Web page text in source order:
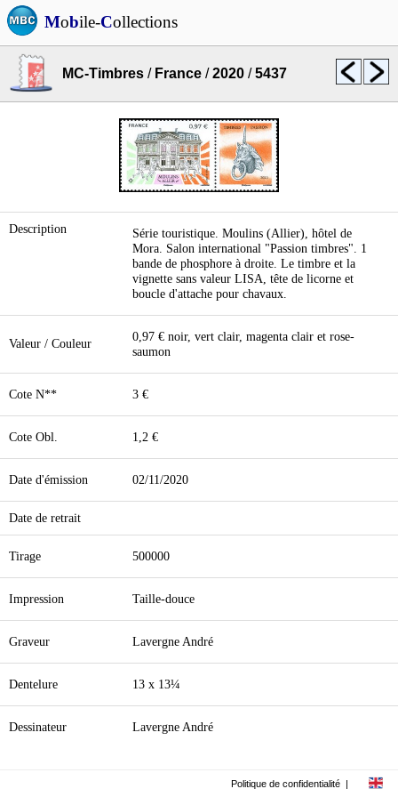
Mobile-Collections
MC-Timbres / France /2020 /5437
Description
Série touristique. Moulins (Allier), hôtel de
Mora. Salon international "Passion timbres". 1
bande de phosphore à droite. Le timbre et la
vignette sans valeur LISA, tête de licorne et
boucle d'attache pour chavaux.
Valeur / Couleur
0,97 € noir, vert clair, magenta clair et rose-
saumon
Cote N** 3 €
Cote Obl. 1,2 €
Date d'émission 02/11/2020
Date de retrait
Tirage 500000
Impression Taille-douce
Graveur Lavergne André
Dentelure 13 x 13¼
Dessinateur Lavergne André
Politique de confidentialité |